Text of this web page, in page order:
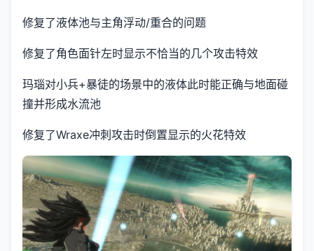
修复了液体池与主角浮动/重合的问题
修复了角色面针左时显示不恰当的几个攻击特效
玛瑙对小兵+暴徒的场景中的液体此时能正确与地面碰
撞并形成水流池
修复了Wraxe冲刺攻击时倒置显示的火花特效